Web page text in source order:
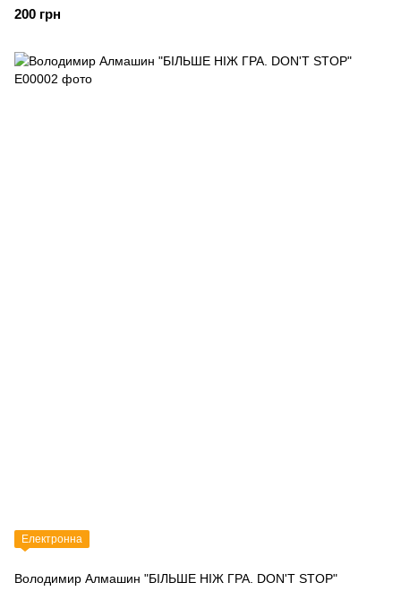
200 грн
Електронна
Володимир Алмашин "БІЛЬШЕ НІЖ ГРА. DON'T STOP"